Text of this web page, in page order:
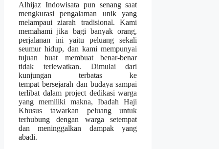
Alhijaz Indowisata pun senang saat
mengkurasi pengalaman unik yang
melampaui ziarah tradisional. Kami
memahami jika bagi banyak orang,
perjalanan ini yaitu peluang sekali
seumur hidup, dan kami mempunyai
tujuan buat membuat benar-benar
tidak terlewatkan. Dimulai dari
kunjungan terbatas ke
tempat bersejarah dan budaya sampai
terlibat dalam project dedikasi warga
yang memiliki makna, Ibadah Haji
Khusus tawarkan peluang untuk
terhubung dengan warga setempat
dan meninggalkan dampak yang
abadi.